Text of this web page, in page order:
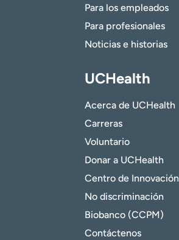
Para los empleados
Para profesionales
Noticias e historias
UCHealth
Acerca de UCHealth
Carreras
Voluntario
Donar a UCHealth
Centro de Innovación
No discriminación
Biobanco (CCPM)
Contáctenos